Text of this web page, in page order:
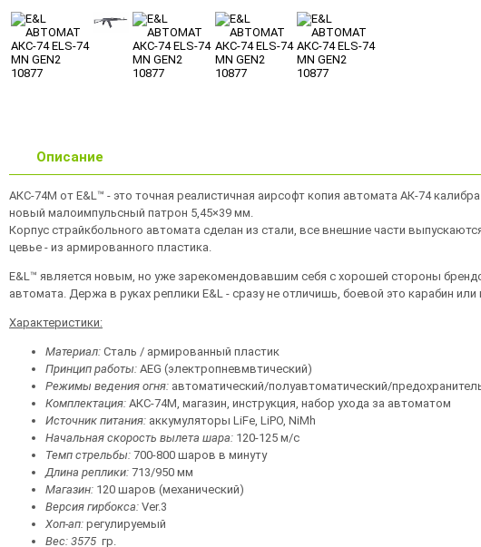
Описание
АКС-74М от E&L™ - это точная реалистичная аирсофт копия автомата АК-74
новый малоимпульсный патрон 5,45×39 мм.
Корпус страйкбольного автомата сделан из стали, все внешние части
цевье - из армированного пластика.
E&L™ является новым, но уже зарекомендовавшим себя с хорошей стороны
автомата. Держа в руках реплики E&L - сразу не отличишь, боевой это карабин или
Характеристики:
Материал: Сталь / армированный пластик
Принцип работы: AEG (электропневмвтический)
Режимы ведения огня: автоматический/полуавтоматический/
Комплектация: АКС-74М, магазин, инструкция, набор ухода за автоматом
Источник питания: аккумуляторы LiFe, LiPO, NiMh
Начальная скорость вылета шара: 120-125 м/с
Темп стрельбы: 700-800 шаров в минуту
Длина реплики: 713/950 мм
Магазин: 120 шаров (механический)
Версия гирбокса: Ver.3
Хоп-ап: регулируемый
Вес: 3575 гр.